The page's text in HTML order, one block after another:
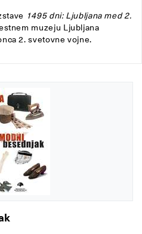
1495 dni: Ljubljana med 2.
muzeju Ljubljana
2. svetovne vojne.